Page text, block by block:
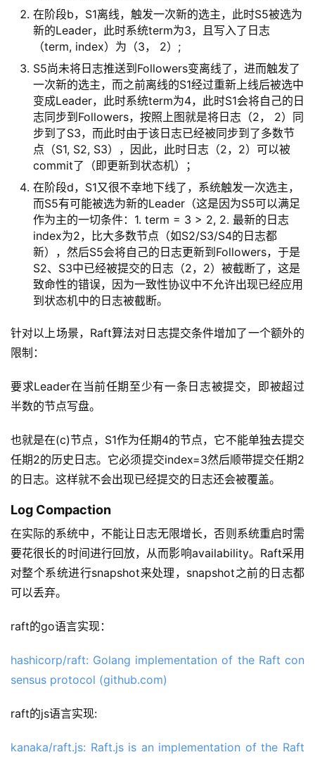
在阶段b，S1离线，触发一次新的选主，此时S5被选为
新的Leader，此时系统term为3，且写入了日志
（term, index）为（3， 2）;
S5尚未将日志推送到Followers变离线了，进而触发了
一次新的选主，而之前离线的S1经过重新上线后被选中
变成Leader，此时系统term为4，此时S1会将自己的日
志同步到Followers，按照上图就是将日志（2， 2）同
步到了S3，而此时由于该日志已经被同步到了多数节
点（S1, S2, S3），因此，此时日志（2，2）可以被
commit了（即更新到状态机）；
在阶段d，S1又很不幸地下线了，系统触发一次选主，
而S5有可能被选为新的Leader（这是因为S5可以满足
作为主的一切条件：1. term = 3 > 2, 2. 最新的日志
index为2，比大多数节点（如S2/S3/S4的日志都
新），然后S5会将自己的日志更新到Followers，于是
S2、S3中已经被提交的日志（2，2）被截断了，这是
致命性的错误，因为一致性协议中不允许出现已经应用
到状态机中的日志被截断。
针对以上场景，Raft算法对日志提交条件增加了一个额外的
限制：
要求Leader在当前任期至少有一条日志被提交，即被超过
半数的节点写盘。
也就是在(c)节点，S1作为任期4的节点，它不能单独去提交
任期2的历史日志。它必须提交index=3然后顺带提交任期2
的日志。这样就不会出现已经提交的日志还会被覆盖。
Log Compaction
在实际的系统中，不能让日志无限增长，否则系统重启时需
要花很长的时间进行回放，从而影响availability。Raft采用
对整个系统进行snapshot来处理，snapshot之前的日志都
可以丢弃。
raft的go语言实现：
hashicorp/raft: Golang implementation of the Raft con
sensus protocol (github.com)
raft的js语言实现:
kanaka/raft.js: Raft.js is an implementation of the Raft